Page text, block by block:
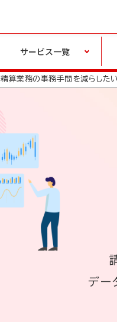
サービス一覧
精算業務の事務手間を減らしたい
デー